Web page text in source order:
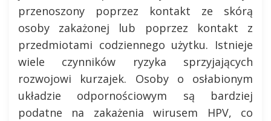
przenoszony poprzez kontakt ze skórą
osoby zakażonej lub poprzez kontakt z
przedmiotami codziennego użytku. Istnieje
wiele czynników ryzyka sprzyjających
rozwojowi kurzajek. Osoby o osłabionym
układzie odpornościowym są bardziej
podatne na zakażenia wirusem HPV, co